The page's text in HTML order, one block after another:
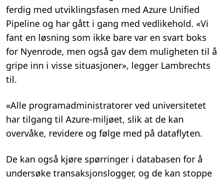
ferdig med utviklingsfasen med Azure Unified
Pipeline og har gått i gang med vedlikehold. «Vi
fant en løsning som ikke bare var en svart boks
for Nyenrode, men også gav dem muligheten til å
gripe inn i visse situasjoner», legger Lambrechts
til.
«Alle programadministratorer ved universitetet
har tilgang til Azure-miljøet, slik at de kan
overvåke, revidere og følge med på dataflyten.
De kan også kjøre spørringer i databasen for å
undersøke transaksjonslogger, og de kan stoppe